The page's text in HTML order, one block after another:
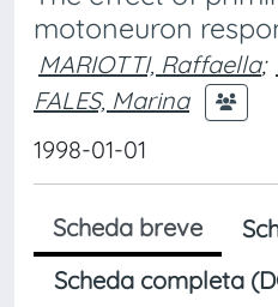
motoneuron
MARIOTTI, Raffaella;
FALES, Marina
1998-01-01
Scheda breve
Scheda completa